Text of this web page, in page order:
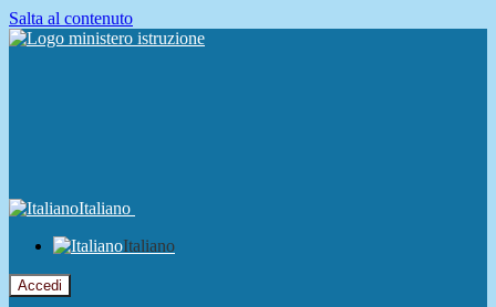
Salta al contenuto
Italiano
Italiano
Accedi